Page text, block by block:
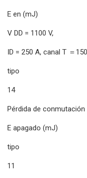
E en (mJ)
V DD = 1100 V,
ID = 250 A, canal T ＝
tipo
14
Pérdida de conmutación
E apagado (mJ)
tipo
11